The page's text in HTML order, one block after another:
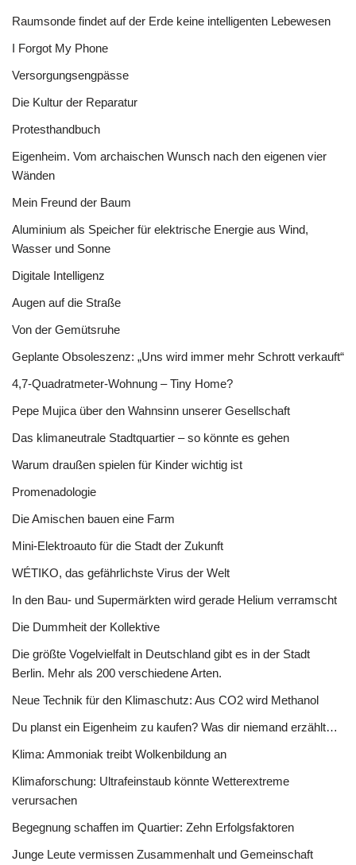
Raumsonde findet auf der Erde keine intelligenten Lebewesen
I Forgot My Phone
Versorgungsengpässe
Die Kultur der Reparatur
Protesthandbuch
Eigenheim. Vom archaischen Wunsch nach den eigenen vier
Wänden
Mein Freund der Baum
Aluminium als Speicher für elektrische Energie aus Wind,
Wasser und Sonne
Digitale Intelligenz
Augen auf die Straße
Von der Gemütsruhe
Geplante Obsoleszenz: „Uns wird immer mehr Schrott verkauft“
4,7-Quadratmeter-Wohnung – Tiny Home?
Pepe Mujica über den Wahnsinn unserer Gesellschaft
Das klimaneutrale Stadtquartier – so könnte es gehen
Warum draußen spielen für Kinder wichtig ist
Promenadologie
Die Amischen bauen eine Farm
Mini-Elektroauto für die Stadt der Zukunft
WÉTIKO, das gefährlichste Virus der Welt
In den Bau- und Supermärkten wird gerade Helium verramscht
Die Dummheit der Kollektive
Die größte Vogelvielfalt in Deutschland gibt es in der Stadt
Berlin. Mehr als 200 verschiedene Arten.
Neue Technik für den Klimaschutz: Aus CO2 wird Methanol
Du planst ein Eigenheim zu kaufen? Was dir niemand erzählt…
Klima: Ammoniak treibt Wolkenbildung an
Klimaforschung: Ultrafeinstaub könnte Wetterextreme
verursachen
Begegnung schaffen im Quartier: Zehn Erfolgsfaktoren
Junge Leute vermissen Zusammenhalt und Gemeinschaft